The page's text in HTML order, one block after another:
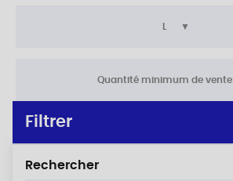
L
Quantité minimum de vente
Filtrer
Rechercher